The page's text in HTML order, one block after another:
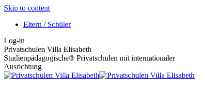
Skip to content
Eltern / Schüler
Log-in
Privatschulen Villa Elisabeth
Studienpädagogische® Privatschulen mit internationaler
Ausrichtung